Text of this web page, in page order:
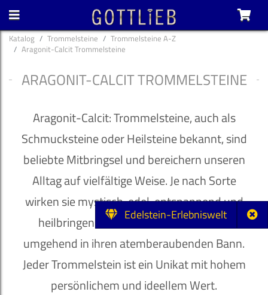
Edelstein-Erlebniswelt
Katalog Trommelsteine
Trommelsteine A-Z
Aragonit-Calcit Trommelsteine
ARAGONIT-CALCIT TROMMELSTEINE
Aragonit-Calcit: Trommelsteine, auch als
Schmucksteine oder Heilsteine bekannt, sind
beliebte Mitbringsel und bereichern unseren
Alltag auf vielfältige Weise. Je nach Sorte
wirken sie mystisch, edel, entspannend und
heilbringend und ziehen ihren Besitzer
umgehend in ihren atemberaubenden Bann.
Jeder Trommelstein ist ein Unikat mit hohem
persönlichem und ideellem Wert.